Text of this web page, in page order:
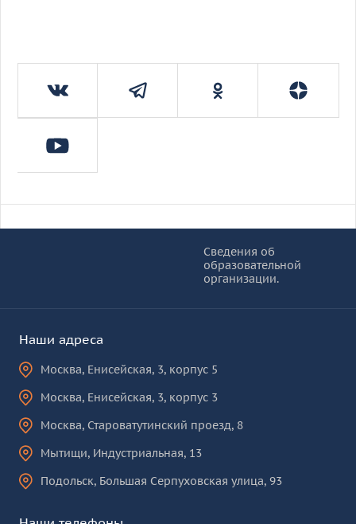
Сведения об
образовательной
организации.
Наши адреса
Москва, Енисейская, 3, корпус 5
Москва, Енисейская, 3, корпус 3
Москва, Староватутинский проезд, 8
Мытищи, Индустриальная, 13
Подольск, Большая Серпуховская улица, 93